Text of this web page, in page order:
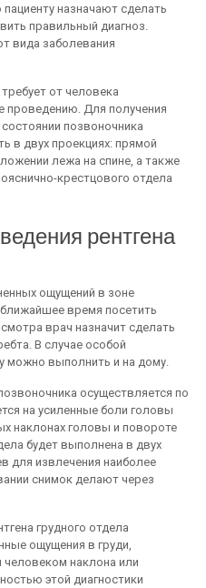
назначают сделать
правильный диагноз.
вида заболевания
от человека
проведению. Для получения
позвоночника
в двух проекциях: прямой
лежа на спине, а также
крестцового отдела
рентгена
ощущений в зоне
время посетить
врач назначит сделать
В случае особой
можно выполнить и на дому.
осуществляется по
на усиленные боли головы
наклонах головы и повороте
будет выполнена в двух
для извлечения наиболее
снимок делают через
грудного отдела
ощущения в груди,
наклона или
этой диагностики